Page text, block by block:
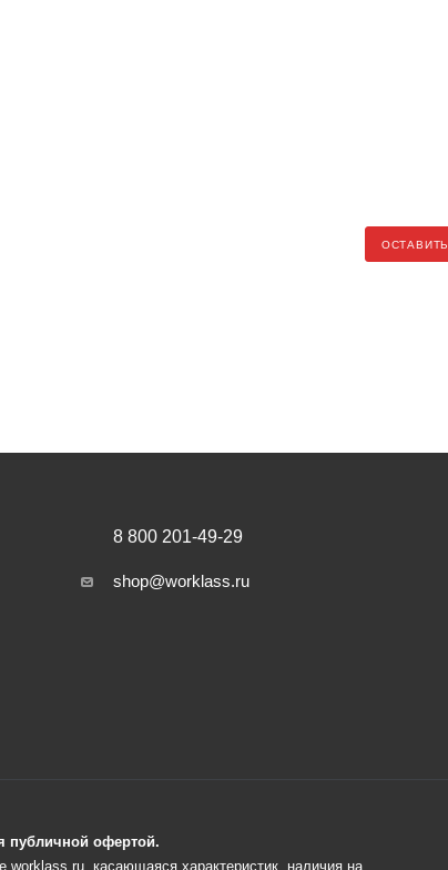
8 800 201-49-29
shop@worklass.ru
публичной офертой.
worklass.ru, касающаяся характеристик, наличия на